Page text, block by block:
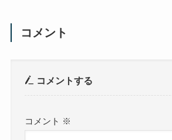
コメント
コメントする
コメント ※